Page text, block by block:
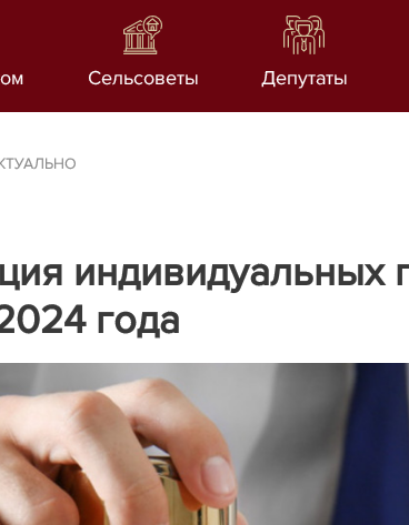
Сельсоветы Депутаты
индивидуальных
года